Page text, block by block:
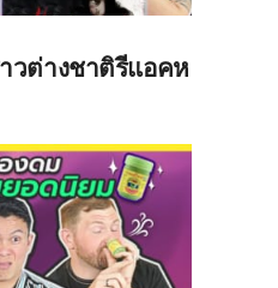
วต่างชาติรีแอคห